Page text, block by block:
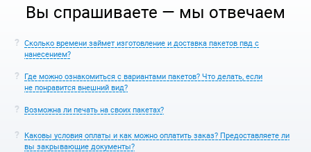
Вы спрашиваете — мы отвечаем
Сколько времени займет изготовление и доставка пакетов пвд с
нанесением?
Где можно ознакомиться с вариантами пакетов? Что делать, если
не понравится внешний вид?
Возможна ли печать на своих пакетах?
Каковы условия оплаты и как можно оплатить заказ? Предоставляете ли
вы закрывающие документы?